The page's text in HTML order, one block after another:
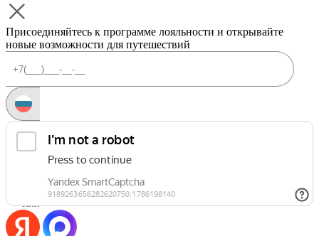
Присоединяйтесь к программе лояльности и открывайте
новые возможности для путешествий
Запросить код
Уже есть аккаунт?Войти
Или